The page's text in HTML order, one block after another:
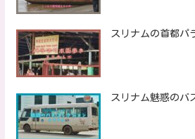
スリナムの首都
スリナム魅惑のバ